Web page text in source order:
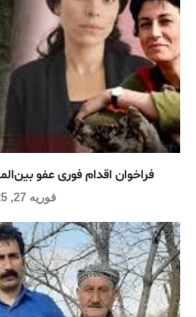
فراخوان اقدام فوری عفو
فوریه 27, 2025